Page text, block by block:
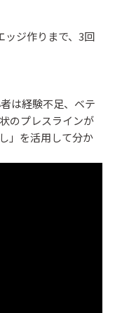
ジ作りまで、3回
は経験不足、ベテ
のプレスラインが
」を活用して分か